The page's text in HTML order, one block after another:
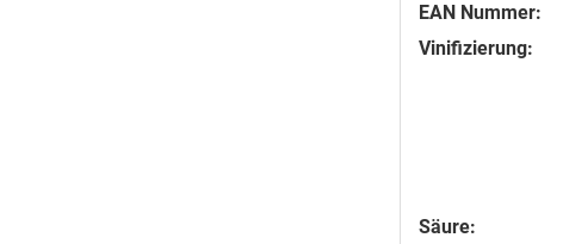
EAN Nummer:
Vinifizierung:
Säure: